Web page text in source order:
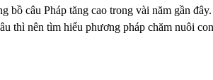
bồ câu Pháp tăng cao trong vài năm gần
thì nên tìm hiểu phương pháp chăm nuôi